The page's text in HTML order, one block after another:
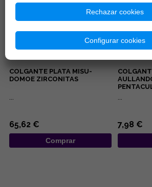
COLGANTE PLATA MISU-
DOMOE ZIRCONITAS
65,62 €
Comprar
7,98 €
Rechazar cookies
Configurar cookies